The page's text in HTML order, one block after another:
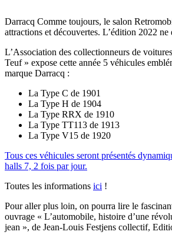
Darracq Comme toujours, le salon
attractions et découvertes. L’édition 2022 ne
L’Association des collectionneurs de
Teuf » expose cette année 5 véhicules
marque Darracq :
La Type C de 1901
La Type H de 1904
La Type RRX de 1910
La Type TT113 de 1913
La Type V15 de 1920
Tous ces véhicules seront présentés
halls 7, 2 fois par jour.
Toutes les informations ici !
Pour aller plus loin, on pourra lire le
ouvrage « L’automobile, histoire d’une
jean », de Jean-Louis Festjens collectif,